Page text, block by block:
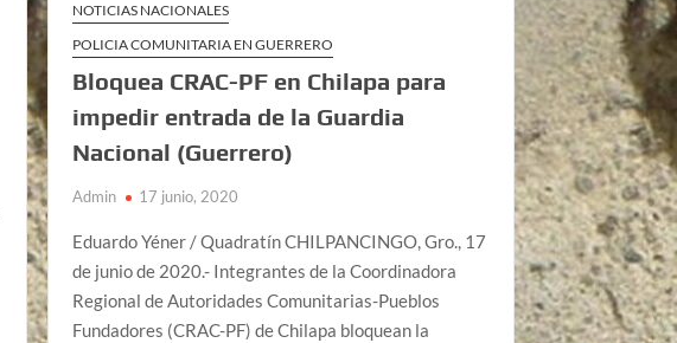
NOTICIAS NACIONALES
POLICIA COMUNITARIA EN GUERRERO
Bloquea CRAC-PF en Chilapa para
impedir entrada de la Guardia
Nacional (Guerrero)
Admin 17 junio, 2020
Eduardo Yéner / Quadratín CHILPANCINGO, Gro., 17
de junio de 2020.- Integrantes de la Coordinadora
Regional de Autoridades Comunitarias-Pueblos
Fundadores (CRAC-PF) de Chilapa bloquean la